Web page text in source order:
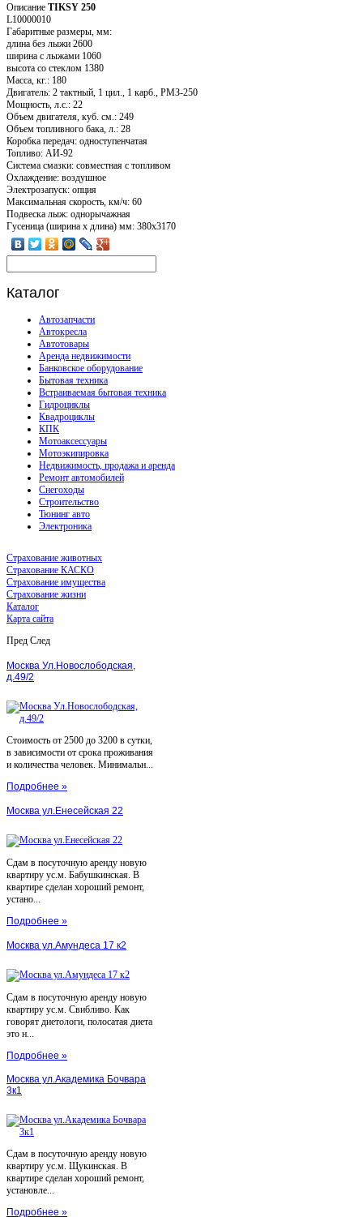
Описание TIKSY 250
L10000010
Габаритные размеры, мм:
длина без лыжи 2600
ширина с лыжами 1060
высота со стеклом 1380
Масса, кг.: 180
Двигатель: 2 тактный, 1 цил., 1 карб., РМЗ-250
Мощность, л.с.: 22
Объем двигателя, куб. см.: 249
Объем топливного бака, л.: 28
Коробка передач: одноступенчатая
Топливо: АИ-92
Система смазки: совместная с топливом
Охлаждение: воздушное
Электрозапуск: опция
Максимальная скорость, км/ч: 60
Подвеска лыж: однорычажная
Гусеница (ширина x длина) мм: 380х3170
Каталог
Автозапчасти
Автокресла
Автотовары
Аренда недвижимости
Банковское оборудование
Бытовая техника
Встраиваемая бытовая техника
Гидроциклы
Квадроциклы
КПК
Мотоаксессуары
Мотоэкипировка
Недвижимость, продажа и аренда
Ремонт автомобилей
Снегоходы
Строительство
Тюнинг авто
Электроника
Страхование животных
Страхование КАСКО
Страхование имущества
Страхование жизни
Каталог
Карта сайта
Пред След
Москва Ул.Новослободская,
д.49/2
Стоимость от 2500 до 3200 в сутки,
в зависимости от срока проживания
и количества человек. Минимальн...
Подробнее »
Москва ул.Енесейская 22
Сдам в посуточную аренду новую
квартиру ус.м. Бабушкинская. В
квартире сделан хороший ремонт,
устано...
Подробнее »
Москва ул.Амундеса 17 к2
Сдам в посуточную аренду новую
квартиру ус.м. Свибливо. Как
говорят диетологи, полосатая диета
это н...
Подробнее »
Москва ул.Академика Бочвара
3к1
Сдам в посуточную аренду новую
квартиру ус.м. Щукинская. В
квартире сделан хороший ремонт,
установле...
Подробнее »